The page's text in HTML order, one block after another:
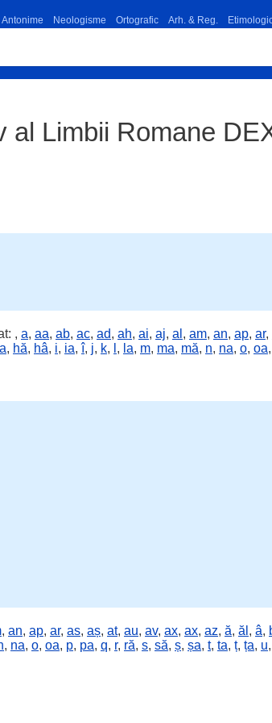
Antonime Neologisme Ortografic Arh. & Reg.
al Limbii Romane
, a, aa, ab, ac, ad, ah, ai, aj, al , am, an, ap, ar,
, hă, hâ, i, ia,î, j, k, , la, m, ma, mă, n, na, o, oa,
, an, ap, ar, as, aș, at, au, av, ax, ax, az, ă, ăl , â,
, na, o, oa, p, pa, q, r, ră, s, să, ș, șa, t, ta, ț, ța, u,